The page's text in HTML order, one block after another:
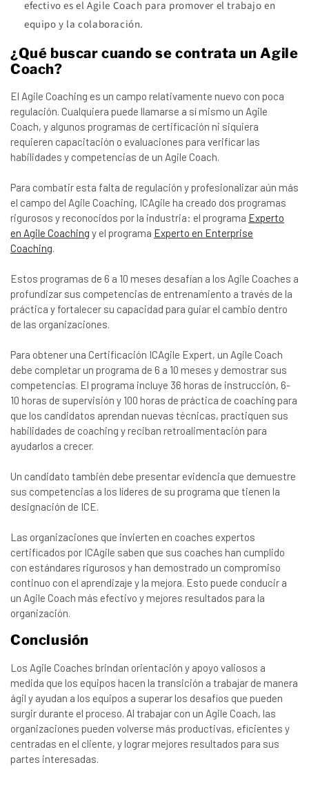
efectivo es el Agile Coach para promover el trabajo en
equipo y la colaboración.
¿Qué buscar cuando se contrata un Agile
Coach?
El Agile Coaching es un campo relativamente nuevo con poca
regulación. Cualquiera puede llamarse a sí mismo un Agile
Coach, y algunos programas de certificación ni siquiera
requieren capacitación o evaluaciones para verificar las
habilidades y competencias de un Agile Coach.
Para combatir esta falta de regulación y profesionalizar aún más
el campo del Agile Coaching, ICAgile ha creado dos programas
rigurosos y reconocidos por la industria: el programa Experto
en Agile Coaching y el programa Experto en Enterprise
Coaching.
Estos programas de 6 a 10 meses desafían a los Agile Coaches a
profundizar sus competencias de entrenamiento a través de la
práctica y fortalecer su capacidad para guiar el cambio dentro
de las organizaciones.
Para obtener una Certificación ICAgile Expert, un Agile Coach
debe completar un programa de 6 a 10 meses y demostrar sus
competencias. El programa incluye 36 horas de instrucción, 6-
10 horas de supervisión y 100 horas de práctica de coaching para
que los candidatos aprendan nuevas técnicas, practiquen sus
habilidades de coaching y reciban retroalimentación para
ayudarlos a crecer.
Un candidato también debe presentar evidencia que demuestre
sus competencias a los líderes de su programa que tienen la
designación de ICE.
Las organizaciones que invierten en coaches expertos
certificados por ICAgile saben que sus coaches han cumplido
con estándares rigurosos y han demostrado un compromiso
continuo con el aprendizaje y la mejora. Esto puede conducir a
un Agile Coach más efectivo y mejores resultados para la
organización.
Conclusión
Los Agile Coaches brindan orientación y apoyo valiosos a
medida que los equipos hacen la transición a trabajar de manera
ágil y ayudan a los equipos a superar los desafíos que pueden
surgir durante el proceso. Al trabajar con un Agile Coach, las
organizaciones pueden volverse más productivas, eficientes y
centradas en el cliente, y lograr mejores resultados para sus
partes interesadas.